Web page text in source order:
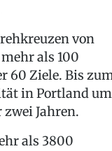
von
als 100
60 Ziele. Bis
in Portland um
Jahren.
als 3800